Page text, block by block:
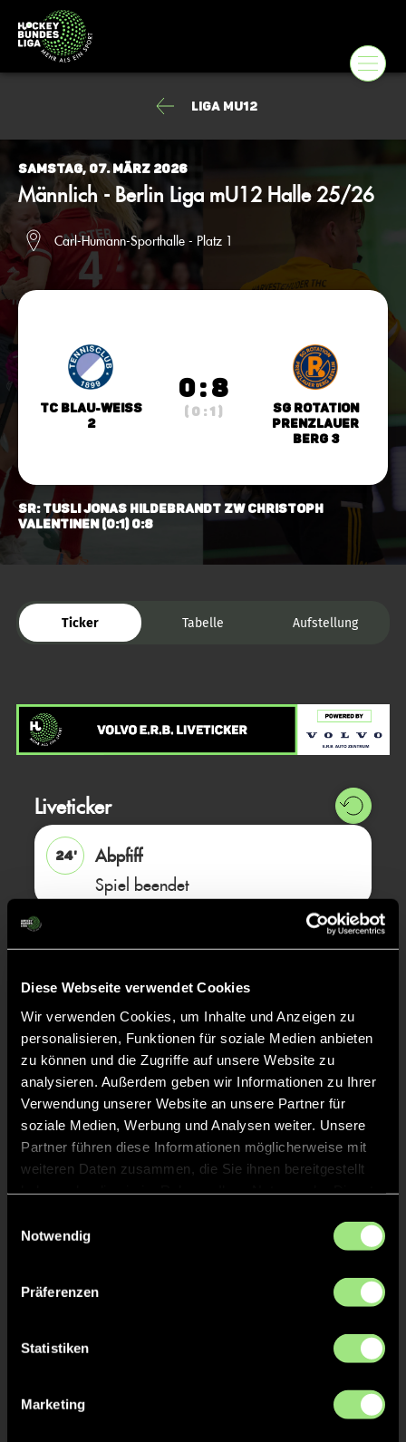
Diese Webseite verwendet Cookies
Wir verwenden Cookies, um Inhalte und Anzeigen zu
personalisieren, Funktionen für soziale Medien anbieten
zu können und die Zugriffe auf unsere Website zu
analysieren. Außerdem geben wir Informationen zu Ihrer
Verwendung unserer Website an unsere Partner für
soziale Medien, Werbung und Analysen weiter. Unsere
Partner führen diese Informationen möglicherweise mit
weiteren Daten zusammen, die Sie ihnen bereitgestellt
Notwendig
Präferenzen
Statistiken
Marketing
Liga mU12
Samstag, 07. März 2026
Männlich - Berlin Liga mU12 Halle 25/26
Carl-Humann-Sporthalle - Platz 1
TC Blau-Weiss
2
0 : 8
( 0 : 1 )
SG Rotation
Prenzlauer
Berg 3
SR: Tusli Jonas Hildebrandt ZW Christoph
Valentinen (0:1) 0:8
Ticker Tabelle Aufstellung
Liveticker
24'
Abpfiff
Spiel beendet
17' TOR 0:1, FELDTOR
16' TOR 0:1, FELDTOR
TOR 0:1, FELDTOR
1'